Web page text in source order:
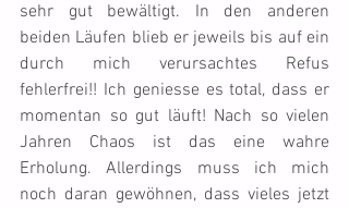
sehr gut bewältigt. In den anderen
beiden Läufen blieb er jeweils bis auf ein
durch mich verursachtes Refus
fehlerfrei!! Ich geniesse es total, dass er
momentan so gut läuft! Nach so vielen
Jahren Chaos ist das eine wahre
Erholung. Allerdings muss ich mich
noch daran gewöhnen, dass vieles jetzt